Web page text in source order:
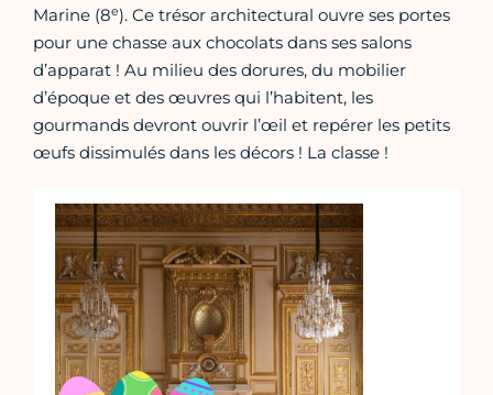
Marine (8e). Ce trésor architectural ouvre ses portes
pour une chasse aux chocolats dans ses salons
d’apparat ! Au milieu des dorures, du mobilier
d’époque et des œuvres qui l’habitent, les
gourmands devront ouvrir l’œil et repérer les petits
œufs dissimulés dans les décors ! La classe !